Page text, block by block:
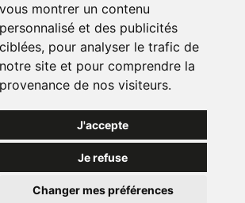
vous montrer un contenu
personnalisé et des publicités
ciblées, pour analyser le trafic de
notre site et pour comprendre la
provenance de nos visiteurs.
J'accepte
Je refuse
Changer mes préférences
- Fatima Abachra - APB 521704 - N°
BE0882-700-592
NOS MARQUES MENTIONS LÉGALES